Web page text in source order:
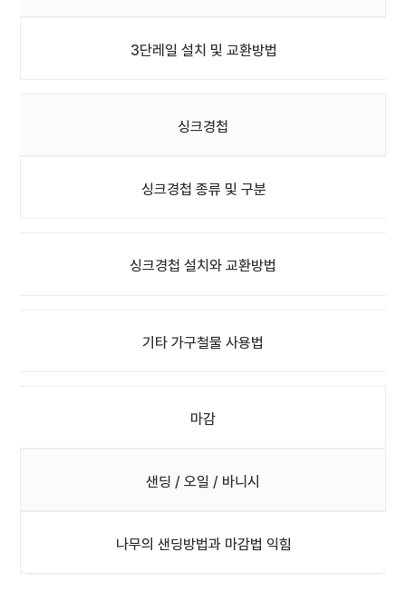
3단레일 설치 및 교환방법
싱크경첩
싱크경첩 종류 및 구분
싱크경첩 설치와 교환방법
기타 가구철물 사용법
마감
샌딩 / 오일 / 바니시
나무의 샌딩방법과 마감법 익힘